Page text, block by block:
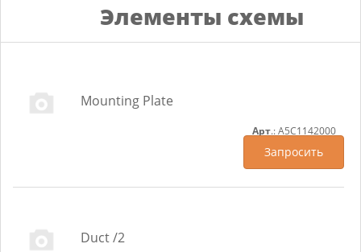
Элементы схемы
Mounting Plate
Арт.: A5C1142000
Запросить
Duct /2